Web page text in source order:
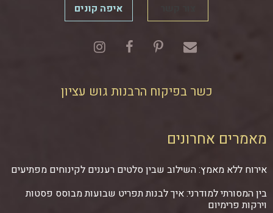
איפה קונים
כשר בפיקוח הרבנות גוש עציון
מאמרים אחרונים
אירוח ללא מאמץ: השילוב שבין סלטים רעננים לקינוחים מפתיעים
בין המסורתי למודרני: איך לבנות תפריט שבועות מבוסס פסטות
וירקות פרימיום